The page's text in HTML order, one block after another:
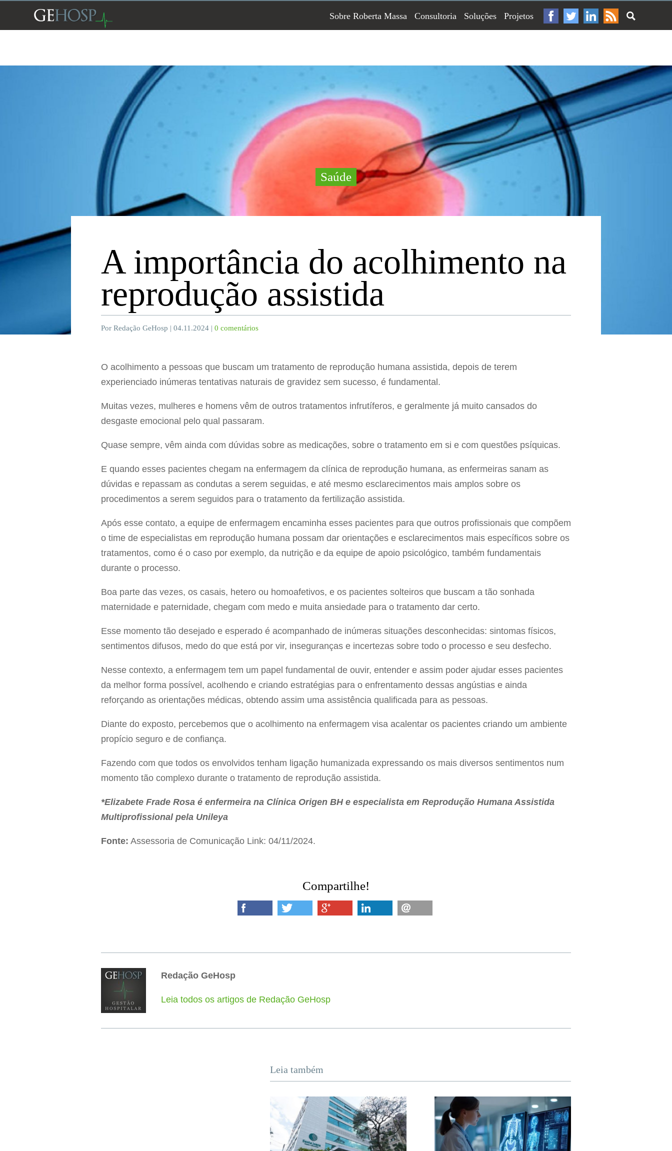
Sobre Roberta Massa Consultoria Soluções Projetos
Saúde
A importância do acolhimento na
reprodução assistida
Por Redação GeHosp | 04.11.2024 | 0 comentários
O acolhimento a pessoas que buscam um tratamento de reprodução humana assistida, depois de terem
experienciado inúmeras tentativas naturais de gravidez sem sucesso, é fundamental.
Muitas vezes, mulheres e homens vêm de outros tratamentos infrutíferos, e geralmente já muito cansados do
desgaste emocional pelo qual passaram.
Quase sempre, vêm ainda com dúvidas sobre as medicações, sobre o tratamento em si e com questões psíquicas.
E quando esses pacientes chegam na enfermagem da clínica de reprodução humana, as enfermeiras sanam as
dúvidas e repassam as condutas a serem seguidas, e até mesmo esclarecimentos mais amplos sobre os
procedimentos a serem seguidos para o tratamento da fertilização assistida.
Após esse contato, a equipe de enfermagem encaminha esses pacientes para que outros profissionais que compõem
o time de especialistas em reprodução humana possam dar orientações e esclarecimentos mais específicos sobre os
tratamentos, como é o caso por exemplo, da nutrição e da equipe de apoio psicológico, também fundamentais
durante o processo.
Boa parte das vezes, os casais, hetero ou homoafetivos, e os pacientes solteiros que buscam a tão sonhada
maternidade e paternidade, chegam com medo e muita ansiedade para o tratamento dar certo.
Esse momento tão desejado e esperado é acompanhado de inúmeras situações desconhecidas: sintomas físicos,
sentimentos difusos, medo do que está por vir, inseguranças e incertezas sobre todo o processo e seu desfecho.
Nesse contexto, a enfermagem tem um papel fundamental de ouvir, entender e assim poder ajudar esses pacientes
da melhor forma possível, acolhendo e criando estratégias para o enfrentamento dessas angústias e ainda
reforçando as orientações médicas, obtendo assim uma assistência qualificada para as pessoas.
Diante do exposto, percebemos que o acolhimento na enfermagem visa acalentar os pacientes criando um ambiente
propício seguro e de confiança.
Fazendo com que todos os envolvidos tenham ligação humanizada expressando os mais diversos sentimentos num
momento tão complexo durante o tratamento de reprodução assistida.
*Elizabete Frade Rosa é enfermeira na Clínica Origen BH e especialista em Reprodução Humana Assistida
Multiprofissional pela Unileya
Fonte: Assessoria de Comunicação Link: 04/11/2024.
Compartilhe!
Redação GeHosp
Leia todos os artigos de Redação GeHosp
Leia também